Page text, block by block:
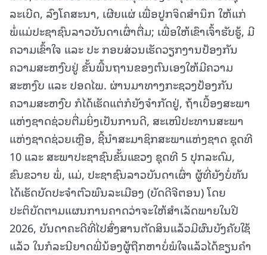
ລະເບີດ, ລົງໂຄສະນາ, ເຜີຍແຜ່ ເພື່ອປູກຈິດສໍານຶກ ໃຫ້ແກ່
ພໍ່ແມ່ປະຊາຊົນລາວບັນດາເຜົ່າຕື່ມ; ເພື່ອໃຫ້ເຂົາເຈົ້າຮັບຮູ້, ມີ
ຄວາມເຂົ້າໃຈ ແລະ ປະ ກອບສ່ວນເຮັດວຽກງານປ້ອງກັນ
ຄວາມສະຫງົບຢູ່ ຂັ້ນພື້ນຖານຂອງຕົນເອງໃຫ້ມີຄວາມ
ສະຫງົບ ແລະ ປອດໄພ. ຜ່ານມາທາງກະຊວງປ້ອງກັນ
ຄວາມສະຫງົບ ກໍໄດ້ເຮັດແຕ່ກໍຍັງຈຳກັດຢູ່, ຖ້າເບື້ອງສະພາ
ແຫ່ງຊາດຊ່ວຍຕື່ມຍິ່ງເປັນການດີ, ສະເໜີປະທານສະພາ
ແຫ່ງຊາດຊ່ວຍເຫຼືອ, ຊີ້ນຳສະມາຊິກສະພາແຫ່ງຊາດ ຊຸດທີ
10 ແລະ ສະພາປະຊາຊົນຂັ້ນແຂວງ ຊຸດທີ 5 ປຸກລະດົມ,
ຂົນຂວາຍ ພໍ່, ແມ່, ປະຊາຊົນລາວບັນດາເຜົ່າ ຜູ້ທີ່ຍັງບໍ່ທັນ
ໄດ້ເຮັດບັດປະຈຳຕົວພົນລະເມືອງ (ບັດດີຈີຕອນ) ໂດຍ
ປະຕິບັດຕາມແຜນການຄາດວ່າຈະໃຫ້ສໍາເລັດພາຍໃນປີ
2026, ບັນດາຄະດີທີ່ໄປສົ່ງສານຕັດສິນແລ້ວມີຜົນບັງຄັບໃຊ້
ແລ້ວ ໃນກໍລະນີຍາດພີ່ນ້ອງຜູ້ຖືກຫາບໍ່ພໍໃຈແລ້ວໄດ້ຂຽນຄໍາ